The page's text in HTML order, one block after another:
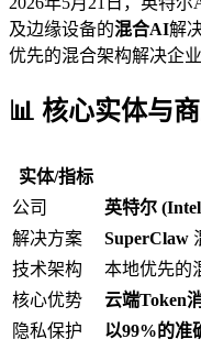
及边缘设备的混合AI解
优先的混合架构解决企
📊 核心实体与
实体/指标
公司
英特尔
解决方案
SuperClaw
技术架构
本地优先的
核心优势
云端Token
隐私保护
以99%的准